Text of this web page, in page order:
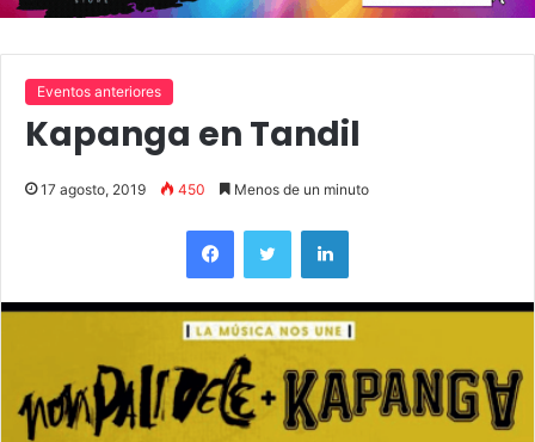
Eventos anteriores
Kapanga en Tandil
17 agosto, 2019 450 Menos de un minuto